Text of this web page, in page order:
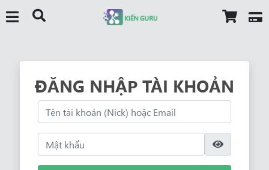
ĐĂNG NHẬP TÀI KHOẢN